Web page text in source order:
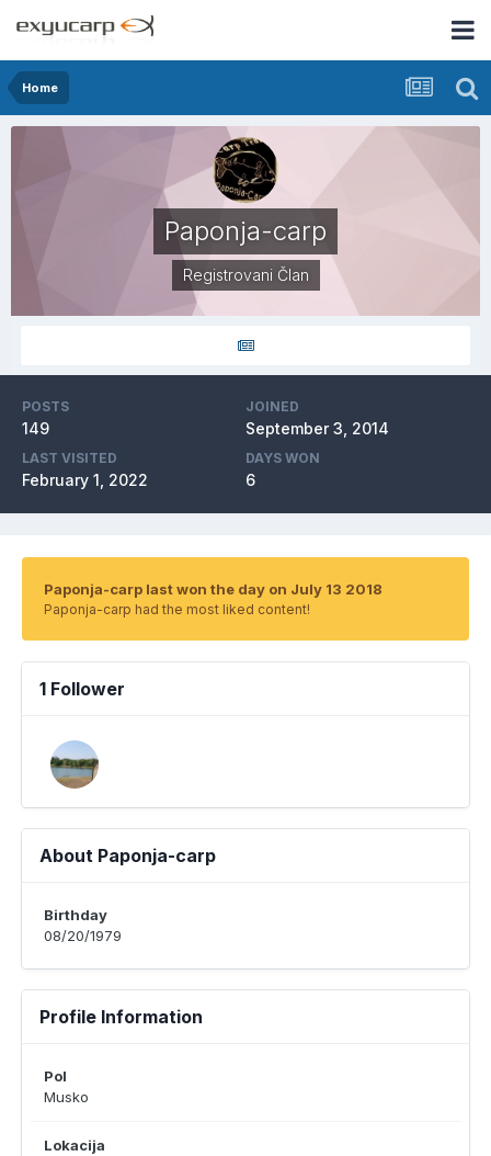
Home
Paponja-carp
Registrovani Član
POSTS
149
JOINED
September 3, 2014
LAST VISITED
February 1, 2022
DAYS WON
6
Paponja-carp last won the day on July 13 2018
Paponja-carp had the most liked content!
1 Follower
About Paponja-carp
Birthday
08/20/1979
Profile Information
Pol
Musko
Lokacija